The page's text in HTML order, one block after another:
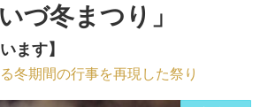
づ冬まつり」
ます】
冬期間の行事を再現した祭り